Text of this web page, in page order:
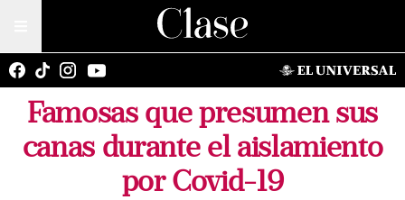
Famosas que presumen sus
canas durante el aislamiento
por Covid-19